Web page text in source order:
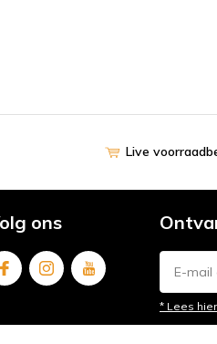
Live
ons
* Lees